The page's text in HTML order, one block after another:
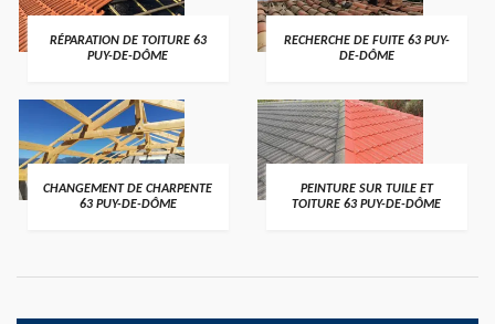
RÉPARATION DE TOITURE 63
PUY-DE-DÔME
RECHERCHE DE FUITE 63 PUY-
DE-DÔME
CHANGEMENT DE CHARPENTE
63 PUY-DE-DÔME
PEINTURE SUR TUILE ET
TOITURE 63 PUY-DE-DÔME